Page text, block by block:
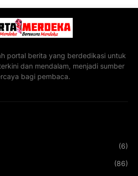
portal berita yang berdedikasi untuk
dan mendalam, menjadi sumber
bagi pembaca.
(6)
(86)